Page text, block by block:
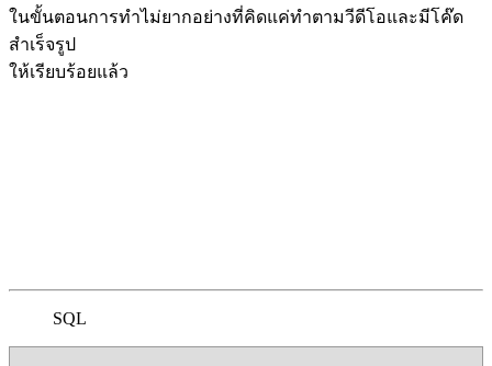
ในขั้นตอนการทำไม่ยากอย่างที่คิดแค่ทำตามวีดีโอและมีโค๊ด
สำเร็จรูป
ให้เรียบร้อยแล้ว
SQL